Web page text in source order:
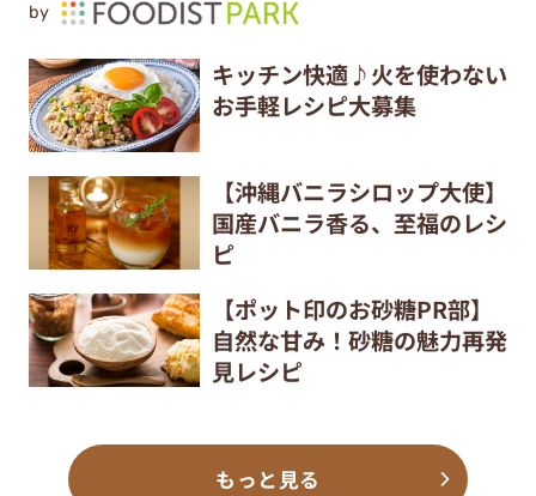
by
キッチン快適♪火を使わない
お手軽レシピ大募集
【沖縄バニラシロップ大使】
国産バニラ香る、至福のレシ
ピ
【ポット印のお砂糖PR部】
自然な甘み！砂糖の魅力再発
見レシピ
もっと見る